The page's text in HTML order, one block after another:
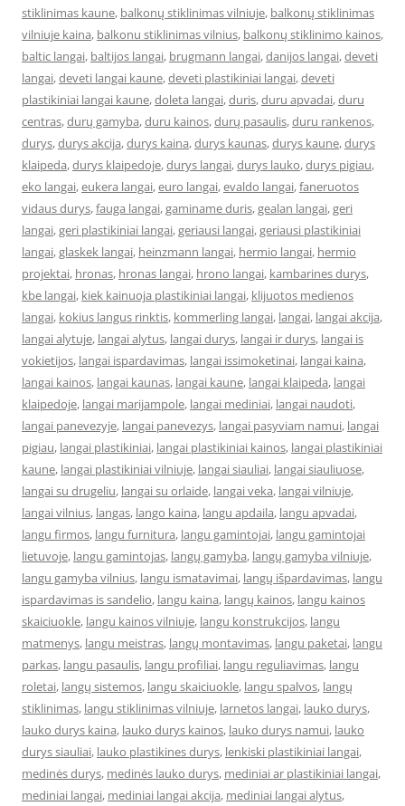
stiklinimas kaune, balkonų stiklinimas vilniuje, balkonų stiklinimas
vilniuje kaina, balkonu stiklinimas vilnius, balkonų stiklinimo kainos,
baltic langai, baltijos langai, brugmann langai,danijos langai,deveti
langai,deveti langai kaune,deveti plastikiniai langai,deveti
plastikiniai langai kaune,doleta langai,duris,duru apvadai,duru
centras,durų gamyba,duru kainos,durų pasaulis,duru rankenos,
durys,durys akcija,durys kaina,durys kaunas,durys kaune,durys
klaipeda,durys klaipedoje,durys langai,durys lauko,durys pigiau,
eko langai,eukera langai,euro langai,evaldo langai,faneruotos
vidaus durys,fauga langai,gaminame duris,gealan langai,geri
langai,geri plastikiniai langai,geriausi langai,geriausi plastikiniai
langai,glaskek langai, heinzmann langai, hermio langai, hermio
projektai, hronas, hronas langai, hrono langai, kambarines durys,
kbe langai, kiek kainuoja plastikiniai langai, klijuotos medienos
langai, kokius langus rinktis, kommerling langai, langai, langai akcija,
langai alytuje, langai alytus, langai durys, langai ir durys, langai is
vokietijos, langai ispardavimas, langai issimoketinai, langai kaina,
langai kainos, langai kaunas, langai kaune, langai klaipeda, langai
klaipedoje, langai marijampole, langai mediniai, langai naudoti,
langai panevezyje, langai panevezys, langai pasyviam namui, langai
pigiau, langai plastikiniai, langai plastikiniai kainos, langai plastikiniai
kaune, langai plastikiniai vilniuje, langai siauliai, langai siauliuose,
langai su drugeliu, langai su orlaide, langai veka, langai vilniuje,
langai vilnius, langas, lango kaina, langu apdaila, langu apvadai,
langu firmos, langu furnitura, langu gamintojai, langu gamintojai
lietuvoje, langu gamintojas, langų gamyba, langų gamyba vilniuje,
langu gamyba vilnius, langu ismatavimai, langų išpardavimas, langu
ispardavimas is sandelio, langu kaina, langų kainos, langu kainos
skaiciuokle, langu kainos vilniuje, langu konstrukcijos, langu
matmenys, langu meistras, langų montavimas, langu paketai, langu
parkas, langu pasaulis, langu profiliai, langu reguliavimas, langu
roletai, langų sistemos, langu skaiciuokle, langu spalvos, langų
stiklinimas, langu stiklinimas vilniuje, larnetos langai, lauko durys,
lauko durys kaina, lauko durys kainos, lauko durys namui, lauko
durys siauliai, lauko plastikines durys, lenkiski plastikiniai langai,
medinės durys, medinės lauko durys, mediniai ar plastikiniai langai,
mediniai langai, mediniai langai akcija, mediniai langai alytus,